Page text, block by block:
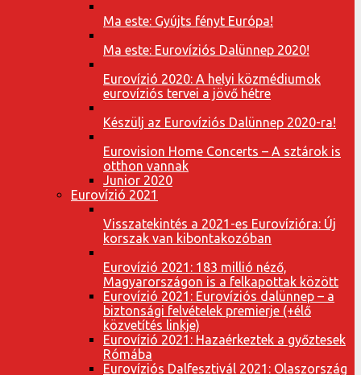
Ma este: Gyújts fényt Európa!
Ma este: Eurovíziós Dalünnep 2020!
Eurovízió 2020: A helyi közmédiumok
eurovíziós tervei a jövő hétre
Készülj az Eurovíziós Dalünnep 2020-ra!
Eurovision Home Concerts – A sztárok is
otthon vannak
Junior 2020
Eurovízió 2021
Visszatekintés a 2021-es Eurovízióra: Új
korszak van kibontakozóban
Eurovízió 2021: 183 millió néző,
Magyarországon is a felkapottak között
Eurovízió 2021: Eurovíziós dalünnep – a
biztonsági felvételek premierje (+élő
közvetítés linkje)
Eurovízió 2021: Hazaérkeztek a győztesek
Rómába
Eurovíziós Dalfesztivál 2021: Olaszország